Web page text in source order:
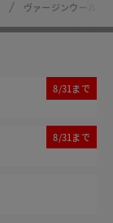
ヴァージンウールス
8/31まで
8/31まで